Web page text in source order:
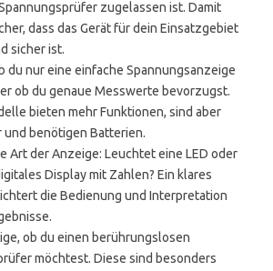
zugelassen ist. Damit
dass das Gerät für dein Einsatzgebiet
sicher ist.
du nur eine einfache Spannungsanzeige
ob du genaue Messwerte bevorzugst.
bieten mehr Funktionen, sind aber
und benötigen Batterien.
Art der Anzeige: Leuchtet eine LED oder
Display mit Zahlen? Ein klares
die Bedienung und Interpretation
ob du einen berührungslosen
möchtest. Diese sind besonders